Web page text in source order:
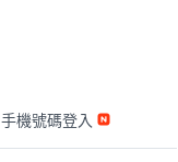
手機號碼登入